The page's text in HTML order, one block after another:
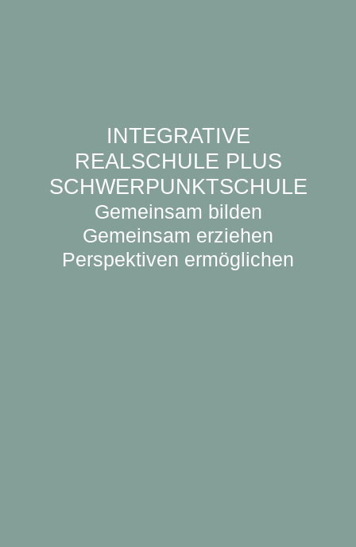
INTEGRATIVE
REALSCHULE PLUS
SCHWERPUNKTSCHULE
Gemeinsam bilden
Gemeinsam erziehen
Perspektiven ermöglichen